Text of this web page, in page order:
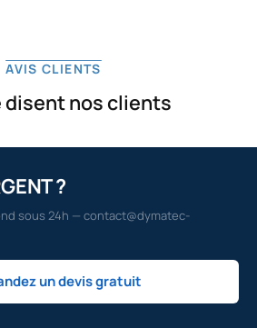
AVIS CLIENTS
disent nos clients
?
sous 24h — contact@dymatec-
un devis gratuit